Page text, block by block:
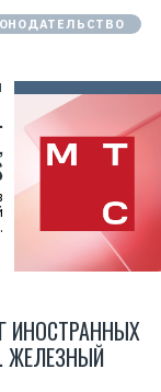
ИНОСТРАННЫХ
ЖЕЛЕЗНЫЙ